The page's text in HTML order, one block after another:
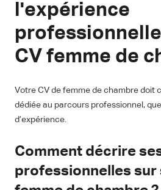
l'expérience
CV femme de
Votre CV de femme de chambre doit
dédiée au parcours professionnel,
d’expérience.
Comment décrire
professionnelles sur